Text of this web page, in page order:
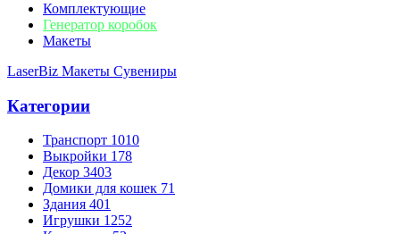
Комплектующие
Генератор коробок
Макеты
LaserBiz Макеты Сувениры
Категории
Транспорт 1010
Выкройки 178
Декор 3403
Домики для кошек 71
Здания 401
Игрушки 1252